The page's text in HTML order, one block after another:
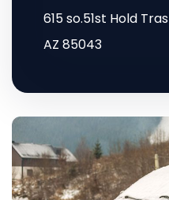
615 so.51st Hold Tras
AZ 85043